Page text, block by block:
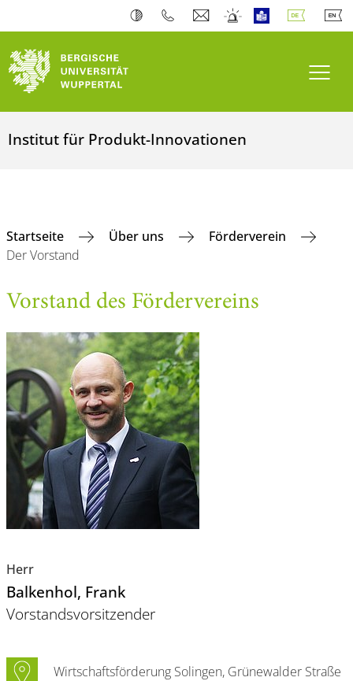
Institut für Produkt-Innovationen
Startseite Über uns
Förderverein
Der Vorstand
Vorstand des Fördervereins
Herr
Balkenhol, Frank
Vorstandsvorsitzender
Wirtschaftsförderung Solingen, Grünewalder Straße